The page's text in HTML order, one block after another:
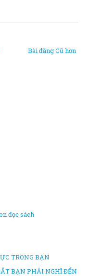
Bài đăng Cũ hơn
đọc sách
TRONG BẠN
BẠN PHẢI NGHĨ ĐẾN